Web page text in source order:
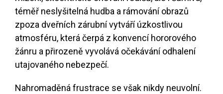
téměř neslyšitelná hudba a rámování obrazů
zpoza dveřních zárubní vytváří úzkostlivou
atmosféru, která čerpá z konvencí hororového
žánru a přirozeně vyvolává očekávání odhalení
utajovaného nebezpečí.
Nahromaděná frustrace se však nikdy neuvolní.